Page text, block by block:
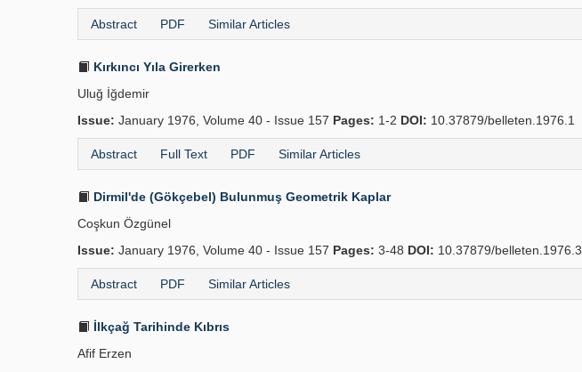
Abstract PDF Similar Articles
Kırkıncı Yıla Girerken
Uluğ İğdemir
Issue: January 1976, Volume 40 - Issue 157 Pages: 1-2 DOI: 10.37879/belleten.1976.1
Abstract Full Text PDF Similar Articles
Dirmil'de (Gökçebel) Bulunmuş Geometrik Kaplar
Coşkun Özgünel
Issue: January 1976, Volume 40 - Issue 157 Pages: 3-48 DOI: 10.37879/belleten.1976.3
Abstract PDF Similar Articles
İlkçağ Tarihinde Kıbrıs
Afif Erzen